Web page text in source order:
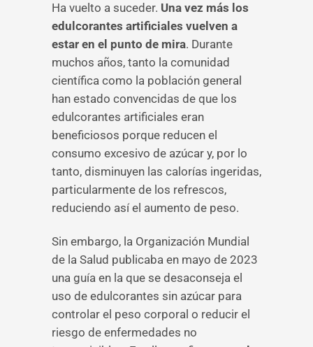
Ha vuelto a suceder. Una vez más los
edulcorantes artificiales vuelven a
estar en el punto de mira. Durante
muchos años, tanto la comunidad
científica como la población general
han estado convencidas de que los
edulcorantes artificiales eran
beneficiosos porque reducen el
consumo excesivo de azúcar y, por lo
tanto, disminuyen las calorías ingeridas,
particularmente de los refrescos,
reduciendo así el aumento de peso.
Sin embargo, la Organización Mundial
de la Salud publicaba en mayo de 2023
una guía en la que se desaconseja el
uso de edulcorantes sin azúcar para
controlar el peso corporal o reducir el
riesgo de enfermedades no